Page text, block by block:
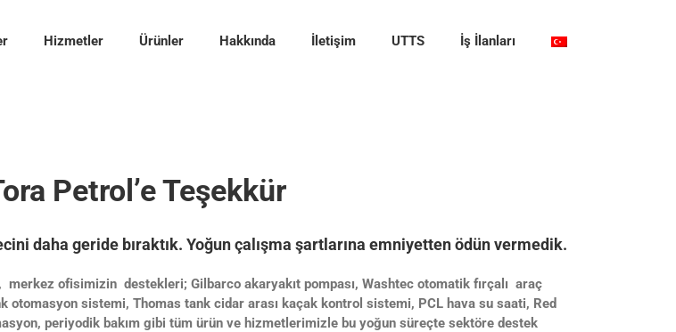
Hizmetler Ürünler Hakkında İletişim UTTS İş İlanları
Petrol’e Teşekkür
daha geride bıraktık. Yoğun çalışma şartlarına emniyetten ödün vermedik.
ofisimizin destekleri; Gilbarco akaryakıt pompası, Washtec otomatik fırçalı araç
otomasyon sistemi, Thomas tank cidar arası kaçak kontrol sistemi, PCL hava su saati, Red
periyodik bakım gibi tüm ürün ve hizmetlerimizle bu yoğun süreçte sektöre destek